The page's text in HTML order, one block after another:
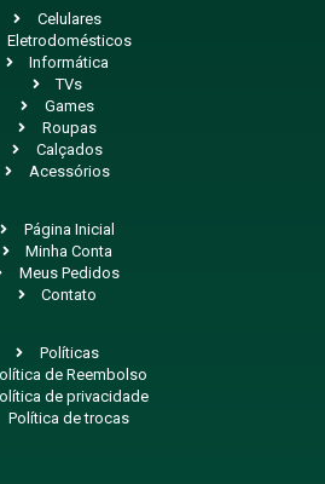
Celulares
Eletrodomésticos
Informática
TVs
Games
Roupas
Calçados
Acessórios
Página Inicial
Minha Conta
Meus Pedidos
Contato
Políticas
de Reembolso
de privacidade
Política de trocas